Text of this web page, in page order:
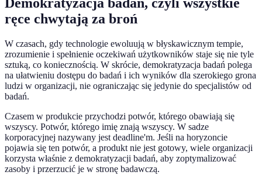
Demokratyzacja badań, czyli wszystkie
ręce chwytają za broń
W czasach, gdy technologie ewoluują w błyskawicznym tempie,
zrozumienie i spełnienie oczekiwań użytkowników staje się nie tyle
sztuką, co koniecznością. W skrócie, demokratyzacja badań polega
na ułatwieniu dostępu do badań i ich wyników dla szerokiego grona
ludzi w organizacji, nie ograniczając się jedynie do specjalistów od
badań.
Czasem w produkcie przychodzi potwór, którego obawiają się
wszyscy. Potwór, którego imię znają wszyscy. W sadze
korporacyjnej nazywany jest deadline'm. Jeśli na horyzoncie
pojawia się ten potwór, a produkt nie jest gotowy, wiele organizacji
korzysta właśnie z demokratyzacji badań, aby zoptymalizować
zasoby i przerzucić je w stronę badawczą.